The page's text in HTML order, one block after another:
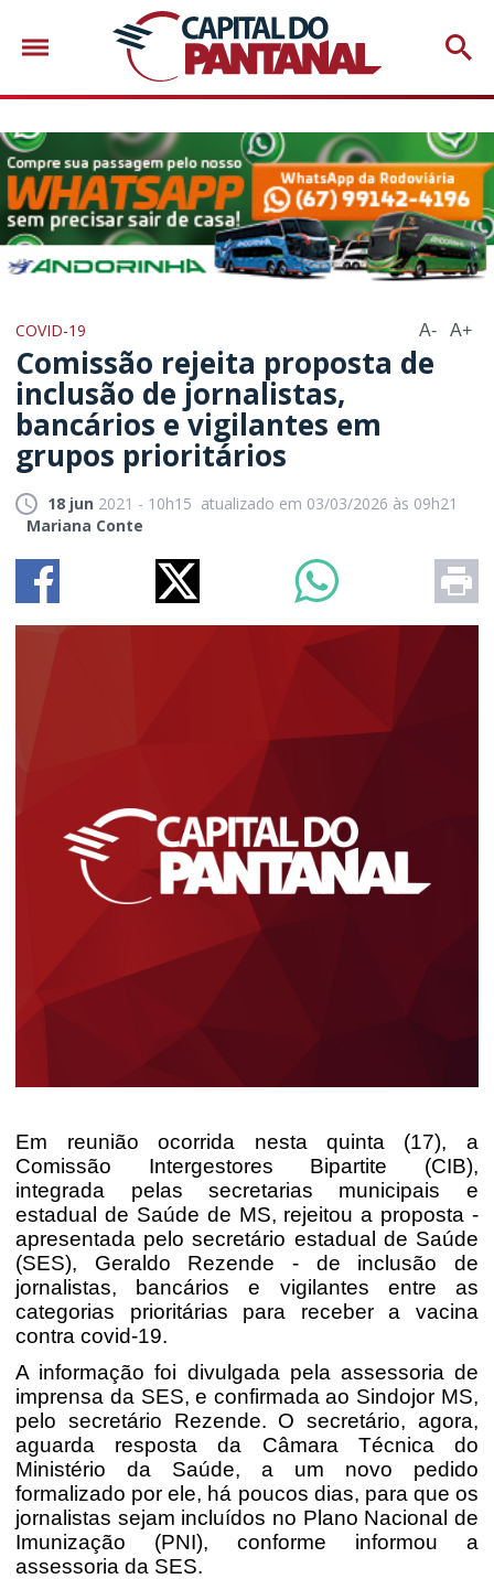
COVID-19 A- A+
Comissão rejeita proposta de
inclusão de jornalistas,
bancários e vigilantes em
grupos prioritários
18 jun 2021 - 10h15 atualizado em 03/03/2026 às 09h21
Mariana Conte
Em reunião ocorrida nesta quinta (17), a
Comissão Intergestores Bipartite (CIB),
integrada pelas secretarias municipais e
estadual de Saúde de MS, rejeitou a proposta -
apresentada pelo secretário estadual de Saúde
(SES), Geraldo Rezende - de inclusão de
jornalistas, bancários e vigilantes entre as
categorias prioritárias para receber a vacina
contra covid-19.
A informação foi divulgada pela assessoria de
imprensa da SES, e confirmada ao Sindojor MS,
pelo secretário Rezende. O secretário, agora,
aguarda resposta da Câmara Técnica do
Ministério da Saúde, a um novo pedido
formalizado por ele, há poucos dias, para que os
jornalistas sejam incluídos no Plano Nacional de
Imunização (PNI), conforme informou a
assessoria da SES.